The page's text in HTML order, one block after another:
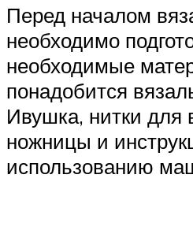
Перед началом
необходимо
необходимые
понадобится
Ивушка, нитки для
ножницы и
использованию